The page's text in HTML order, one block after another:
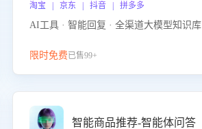
淘宝 | 京东 | 抖音 | 拼多多
AI工具 · 智能回复 · 全渠道大模型知识库
限时免费已售99+
智能商品推荐-智能体问答